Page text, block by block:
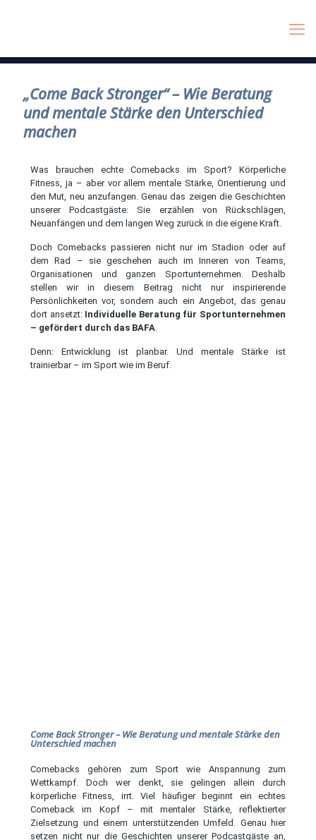
„Come Back Stronger“ – Wie Beratung
und mentale Stärke den Unterschied
machen
Was brauchen echte Comebacks im Sport? Körperliche
Fitness, ja – aber vor allem mentale Stärke, Orientierung und
den Mut, neu anzufangen. Genau das zeigen die Geschichten
unserer Podcastgäste: Sie erzählen von Rückschlägen,
Neuanfängen und dem langen Weg zurück in die eigene Kraft.
Doch Comebacks passieren nicht nur im Stadion oder auf
dem Rad – sie geschehen auch im Inneren von Teams,
Organisationen und ganzen Sportunternehmen. Deshalb
stellen wir in diesem Beitrag nicht nur inspirierende
Persönlichkeiten vor, sondern auch ein Angebot, das genau
dort ansetzt: Individuelle Beratung für Sportunternehmen
– gefördert durch das BAFA.
Denn: Entwicklung ist planbar. Und mentale Stärke ist
trainierbar – im Sport wie im Beruf.
Come Back Stronger – Wie Beratung und mentale Stärke den
Unterschied machen
Comebacks gehören zum Sport wie Anspannung zum
Wettkampf. Doch wer denkt, sie gelingen allein durch
körperliche Fitness, irrt. Viel häufiger beginnt ein echtes
Comeback im Kopf – mit mentaler Stärke, reflektierter
Zielsetzung und einem unterstützenden Umfeld. Genau hier
setzen nicht nur die Geschichten unserer Podcastgäste an,